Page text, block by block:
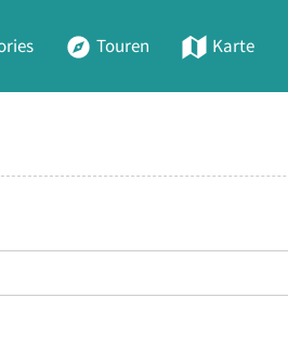
Touren Karte